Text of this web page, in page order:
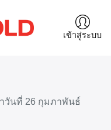
เข้าสู่ระบบ
วันที่ 26 กุมภาพันธ์